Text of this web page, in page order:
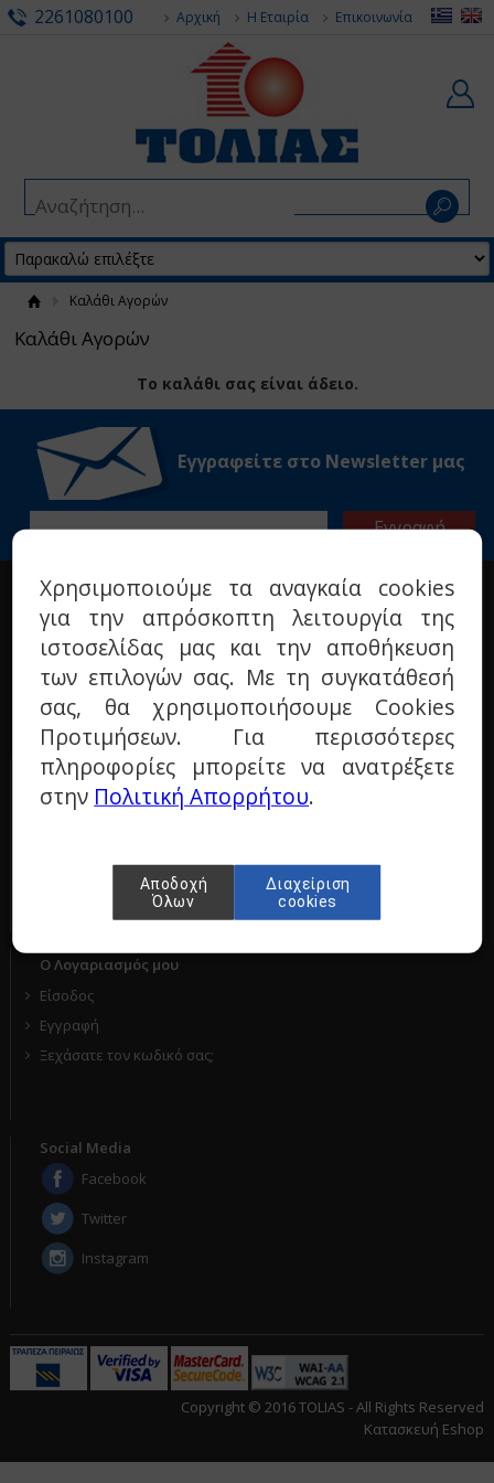
2261080100 Αρχική Η Εταιρία Επικοινωνία
Καλάθι Αγορών
Καλάθι Αγορών
Το καλάθι σας είναι άδειο.
Εγγραφείτε στο Νewsletter μας
Η ΕΤΑΙΡΙΑ
Σχετικά με μας
Όροι χρήσης
Πολιτική προστασίας
Τεχνικά ερωτήματα
Επικοινωνία
ΠΑΡΑΓΓΕΛΙΕΣ & ΕΠΙΣΤΡΟΦΕΣ
Τρόποι πληρωμής
Πολιτική επιστροφών
Ο Λογαριασμός μου
Είσοδος
Εγγραφή
Ξεχάσατε τον κωδικό σας;
Social Media
Facebook
Twitter
Instagram
Copyright © 2016 TOLIAS - All Rights Reserved
Κατασκευή Eshop
Χρησιμοποιούμε τα αναγκαία cookies
για την απρόσκοπτη λειτουργία της
ιστοσελίδας μας και την αποθήκευση
των επιλογών σας. Με τη συγκατάθεσή
σας, θα χρησιμοποιήσουμε Cookies
Προτιμήσεων. Για περισσότερες
πληροφορίες μπορείτε να ανατρέξετε
στην Πολιτική Απορρήτου.
Αποδοχή
Όλων
Διαχείριση
cookies